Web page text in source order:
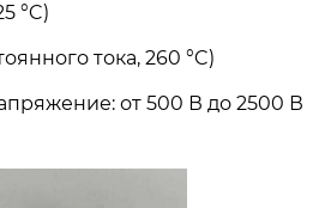
°C)
тока, 260 °C)
от 500 В до 2500 В